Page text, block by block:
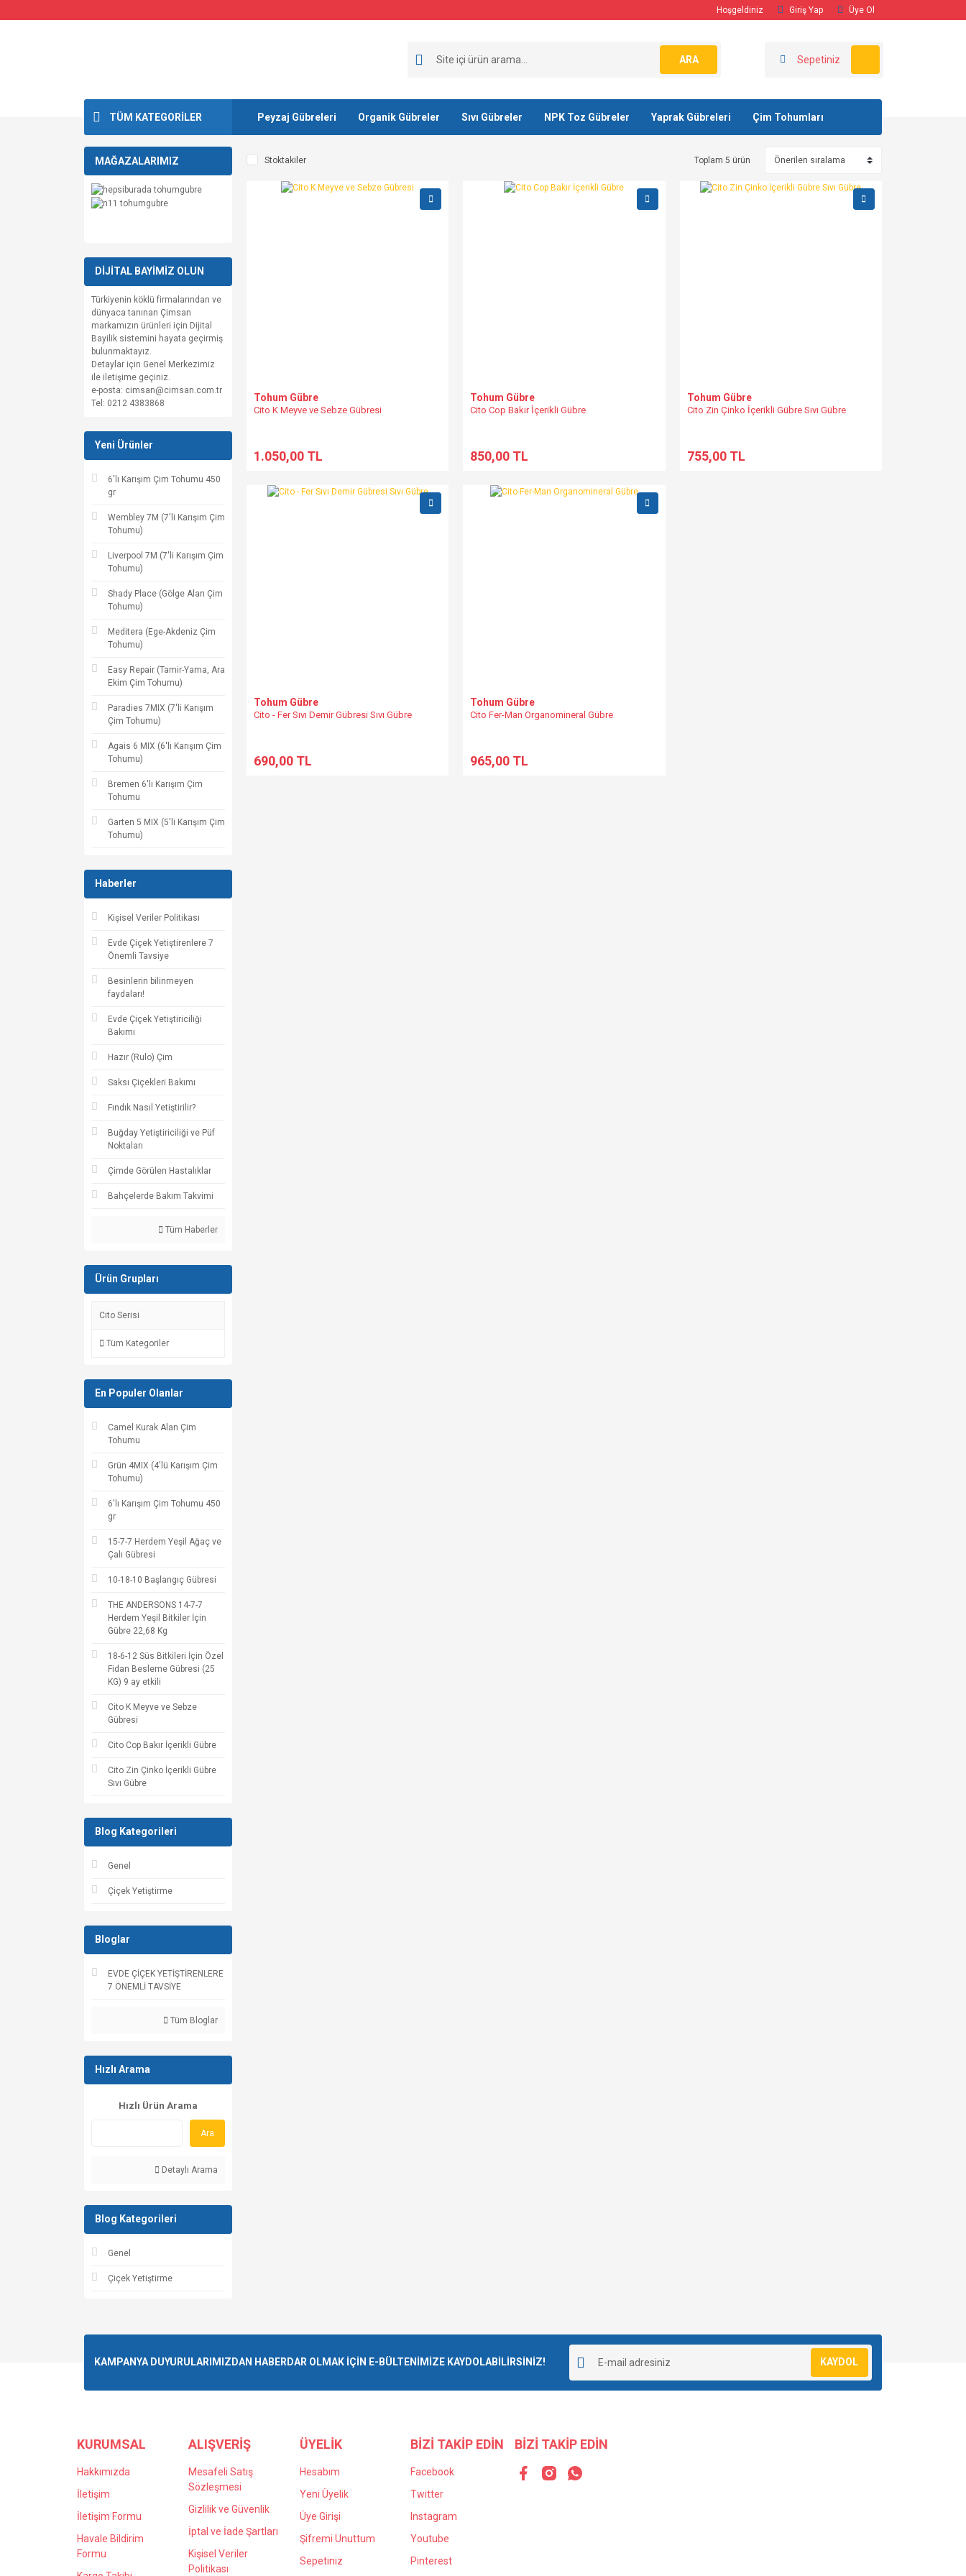
Hoşgeldiniz Giriş Yap Üye Ol
ARA Sepetiniz
TÜM KATEGORİLER Peyzaj Gübreleri Organik Gübreler Sıvı Gübreler NPK Toz Gübreler Yaprak Gübreleri Çim Tohumları
MAĞAZALARIMIZ
DİJİTAL BAYİMİZ OLUN
Türkiyenin köklü firmalarından ve
dünyaca tanınan Çimsan
markamızın ürünleri için Dijital
Bayilik sistemini hayata geçirmiş
bulunmaktayız.
Detaylar için Genel Merkezimiz
ile iletişime geçiniz.
e-posta: cimsan@cimsan.com.tr
Tel: 0212 4383868
Yeni Ürünler
6'lı Karışım Çim Tohumu 450
gr
Wembley 7M (7'li Karışım Çim
Tohumu)
Liverpool 7M (7'li Karışım Çim
Tohumu)
Shady Place (Gölge Alan Çim
Tohumu)
Meditera (Ege-Akdeniz Çim
Tohumu)
Easy Repair (Tamir-Yama, Ara
Ekim Çim Tohumu)
Paradies 7MIX (7'li Karışım
Çim Tohumu)
Agais 6 MIX (6'lı Karışım Çim
Tohumu)
Bremen 6'lı Karışım Çim
Tohumu
Garten 5 MIX (5'li Karışım Çim
Tohumu)
Haberler
Kişisel Veriler Politikası
Evde Çiçek Yetiştirenlere 7
Önemli Tavsiye
Besinlerin bilinmeyen
faydaları!
Evde Çiçek Yetiştiriciliği
Bakımı
Hazır (Rulo) Çim
Saksı Çiçekleri Bakımı
Fındık Nasıl Yetiştirilir?
Buğday Yetiştiriciliği ve Püf
Noktaları
Çimde Görülen Hastalıklar
Bahçelerde Bakım Takvimi
Tüm Haberler
Ürün Grupları
Cito Serisi
Tüm Kategoriler
En Populer Olanlar
Camel Kurak Alan Çim
Tohumu
Grün 4MIX (4'lü Karışım Çim
Tohumu)
6'lı Karışım Çim Tohumu 450
gr
15-7-7 Herdem Yeşil Ağaç ve
Çalı Gübresi
10-18-10 Başlangıç Gübresi
THE ANDERSONS 14-7-7
Herdem Yeşil Bitkiler İçin
Gübre 22,68 Kg
18-6-12 Süs Bitkileri İçin Özel
Fidan Besleme Gübresi (25
KG) 9 ay etkili
Cito K Meyve ve Sebze
Gübresi
Cito Cop Bakır İçerikli Gübre
Cito Zin Çinko İçerikli Gübre
Sıvı Gübre
Blog Kategorileri
Genel
Çiçek Yetiştirme
Bloglar
EVDE ÇİÇEK YETİŞTİRENLERE
7 ÖNEMLİ TAVSİYE
Tüm Bloglar
Hızlı Arama
Hızlı Ürün Arama
Ara
Detaylı Arama
Blog Kategorileri
Genel
Çiçek Yetiştirme
Stoktakiler Toplam 5 ürün
Tohum Gübre
Cito K Meyve ve Sebze Gübresi
1.050,00 TL
Tohum Gübre
Cito Cop Bakır İçerikli Gübre
850,00 TL
Tohum Gübre
Cito Zin Çinko İçerikli Gübre Sıvı Gübre
755,00 TL
Tohum Gübre
Cito - Fer Sıvı Demir Gübresi Sıvı Gübre
690,00 TL
Tohum Gübre
Cito Fer-Man Organomineral Gübre
965,00 TL
KAMPANYA DUYURULARIMIZDAN HABERDAR OLMAK İÇİN E-BÜLTENİMİZE KAYDOLABİLİRSİNİZ! KAYDOL
KURUMSAL
Hakkımızda
İletişim
İletişim Formu
Havale Bildirim
Formu
ALIŞVERİŞ
Mesafeli Satış
Sözleşmesi
Gizlilik ve Güvenlik
İptal ve İade Şartları
Kişisel Veriler
Politikası
ÜYELİK
Hesabım
Yeni Üyelik
Üye Girişi
Şifremi Unuttum
Sepetiniz
BİZİ TAKİP EDİN
Facebook
Twitter
Instagram
Youtube
Pinterest
BİZİ TAKİP EDİN